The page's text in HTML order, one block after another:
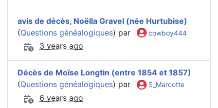
avis de décès, Noëlla Gravel (née Hurtubise)
(Questions généalogiques) par cowboy444
3 years ago
Décès de Moïse Longtin (entre 1854 et 1857)
(Questions généalogiques) par S_Marcotte
6 years ago